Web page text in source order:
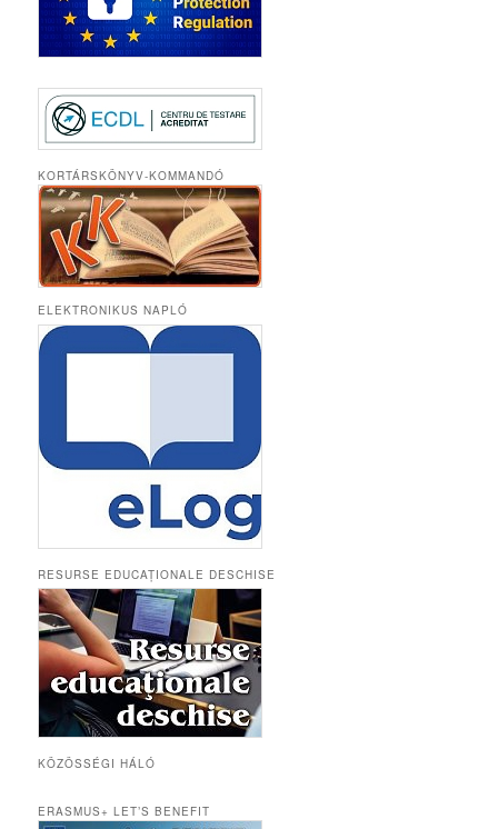
KORTÁRSKÖNYV-KOMMANDÓ
ELEKTRONIKUS NAPLÓ
RESURSE EDUCAȚIONALE DESCHISE
KÖZÖSSÉGI HÁLÓ
ERASMUS+ LET’S BENEFIT